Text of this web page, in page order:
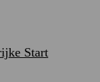
Start